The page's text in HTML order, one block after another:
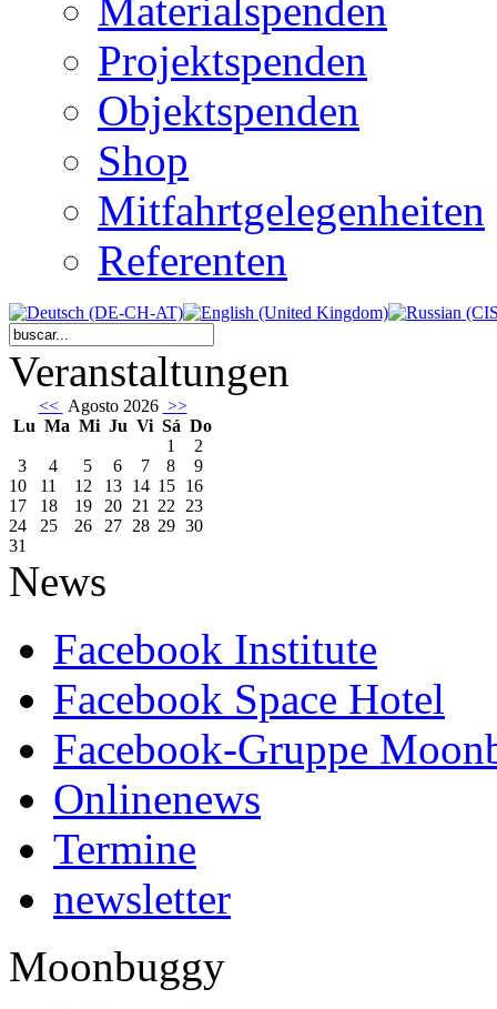
Materialspenden
Projektspenden
Objektspenden
Shop
Mitfahrtgelegenheiten
Referenten
Veranstaltungen
<< Agosto 2026 >>
Lu Ma Mi Ju Vi Sá Do
1
2
3
4 5 6 7 8
9
10
11 12 13 14 15 16
17
18 19 20 21 22 23
24
25 26 27 28 29 30
31
News
Facebook Institute
Facebook Space Hotel
Facebook-Gruppe
Onlinenews
Termine
newsletter
Moonbuggy